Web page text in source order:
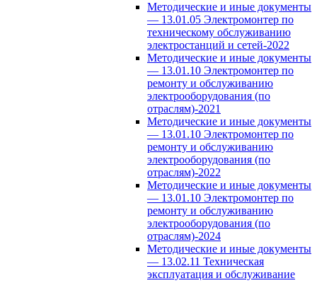
Методические и иные документы
— 13.01.05 Электромонтер по
техническому обслуживанию
электростанций и сетей-2022
Методические и иные документы
— 13.01.10 Электромонтер по
ремонту и обслуживанию
электрооборудования (по
отраслям)-2021
Методические и иные документы
— 13.01.10 Электромонтер по
ремонту и обслуживанию
электрооборудования (по
отраслям)-2022
Методические и иные документы
— 13.01.10 Электромонтер по
ремонту и обслуживанию
электрооборудования (по
отраслям)-2024
Методические и иные документы
— 13.02.11 Техническая
эксплуатация и обслуживание